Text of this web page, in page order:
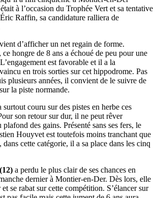
à l’occasion du Trophée Vert et sa tentative
Raffin, sa candidature ralliera de
vient d’afficher un net regain de forme.
hongre de 8 ans a échoué de peu pour une
est favorable et il a la
en trois sorties sur cet hippodrome. Pas
plusieurs années, il convient de le suivre de
la piste normande.
surtout couru sur des pistes en herbe ces
son retour sur dur, il ne peut rêver
des gains. Présenté sans ses fers, le
Houyvet est toutefois moins tranchant que
dans cette catégorie, il a sa place dans les cinq
a perdu le plus clair de ses chances en
dernier à Montier-en-Der. Dès lors, elle
se rabat sur cette compétition. S’élancer sur